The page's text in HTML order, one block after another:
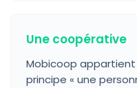
Une coopérative
Mobicoop
principe « une